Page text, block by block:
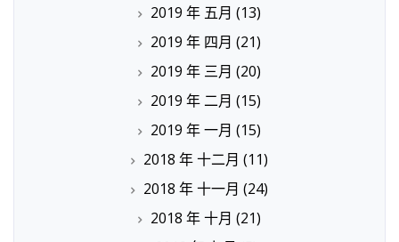
2019 年 五月 (13)
2019 年 四月 (21)
2019 年 三月 (20)
2019 年 二月 (15)
2019 年 一月 (15)
2018 年 十二月 (11)
2018 年 十一月 (24)
2018 年 十月 (21)